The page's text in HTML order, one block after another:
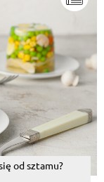
od sztamu?